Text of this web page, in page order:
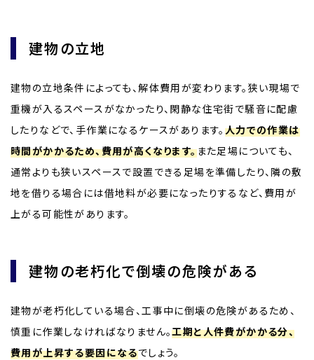
建物の立地
建物の立地条件によっても、解体費用が変わります。狭い現場で
重機が入るスペースがなかったり、閑静な住宅街で騒音に配慮
したりなどで、手作業になるケースがあります。 人力での作業は
時間がかかるため、費用が高くなります。また足場についても、
通常よりも狭いスペースで設置できる足場を準備したり、隣の敷
地を借りる場合には借地料が必要になったりするなど、費用が
上がる可能性があります。
建物の老朽化で倒壊の危険がある
建物が老朽化している場合、工事中に倒壊の危険があるため、
慎重に作業しなければなりません。工期と人件費がかかる分、
費用が上昇する要因になるでしょう。